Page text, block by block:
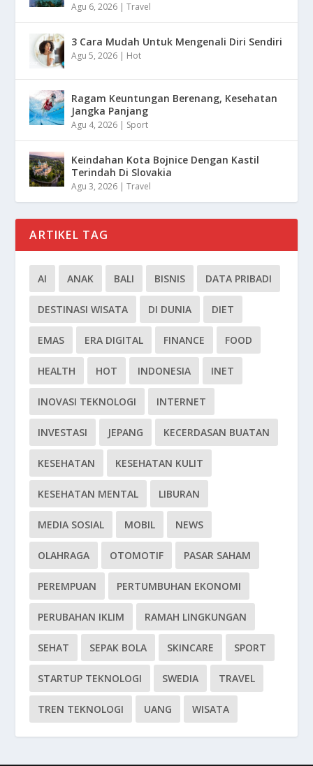
Agu 6, 2026 |Travel
3 Cara Mudah Untuk Mengenali Diri Sendiri
Agu 5, 2026 | Hot
Ragam Keuntungan Berenang, Kesehatan
Jangka Panjang
Agu 4, 2026 | Sport
Keindahan Kota Bojnice Dengan Kastil
Terindah Di Slovakia
Agu 3, 2026 |Travel
ARTIKEL TAG
AI ANAK BALI BISNIS DATA PRIBADI
DESTINASI WISATA DI DUNIA DIET
EMAS ERA DIGITAL FINANCE FOOD
HEALTH HOT INDONESIA INET
INOVASI TEKNOLOGI INTERNET
INVESTASI JEPANG KECERDASAN BUATAN
KESEHATAN KESEHATAN KULIT
KESEHATAN MENTAL LIBURAN
MEDIA SOSIAL MOBIL NEWS
OLAHRAGA OTOMOTIF PASAR SAHAM
PEREMPUAN PERTUMBUHAN EKONOMI
PERUBAHAN IKLIM RAMAH LINGKUNGAN
SEHAT SEPAK BOLA SKINCARE SPORT
STARTUP TEKNOLOGI SWEDIA TRAVEL
TREN TEKNOLOGI UANG WISATA